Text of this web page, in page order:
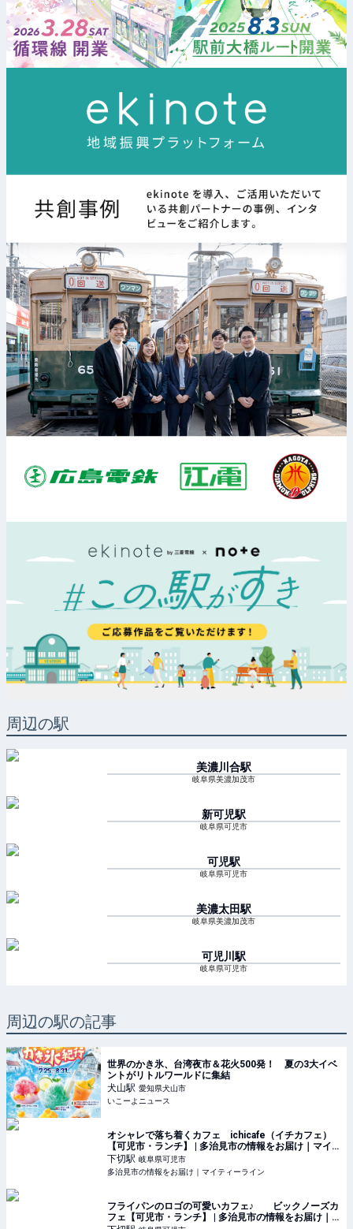
周辺の駅
美濃川合駅
岐阜県美濃加茂市
新可児駅
岐阜県可児市
可児駅
岐阜県可児市
美濃太田駅
岐阜県美濃加茂市
可児川 駅
岐阜県可児市
周辺の駅の記事
世界のかき氷、台湾夜市＆花火500発！ 夏の3大イベ
ントがリトルワールドに集結
犬山駅 愛知県犬山市
いこーよニュース
オシャレで落ち着くカフェ ichicafe（イチカフェ）
【可児市・ランチ】 | 多治見市の情報をお届け｜マイ
ティーライン
下切駅 岐阜県可児市
多治見市の情報をお届け｜マイティーライン
フライパンのロゴの可愛いカフェ♪ ビックノーズカ
フェ【可児市・ランチ】 | 多治見市の情報をお届け｜